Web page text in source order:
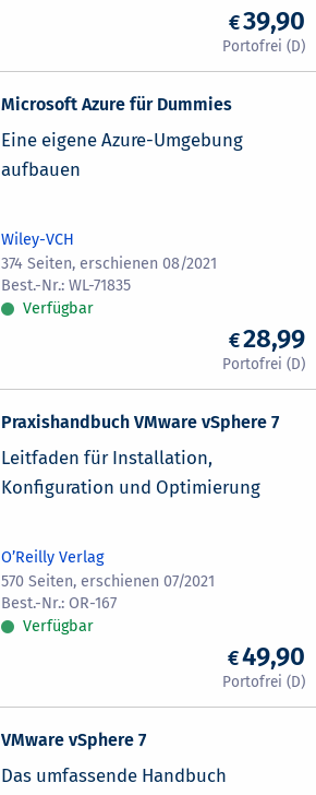
39,90
Microsoft Azure für Dummies
Eine eigene Azure-Umgebung
aufbauen
Wiley-VCH
374 Seiten, erschienen 08/2021
WL-71835
Verfügbar
28,99
Praxishandbuch VMware vSphere 7
Leitfaden für Installation,
Konfiguration und Optimierung
O’Reilly Verlag
570 Seiten, erschienen 07/2021
OR-167
Verfügbar
49,90
VMware vSphere 7
Das umfassende Handbuch